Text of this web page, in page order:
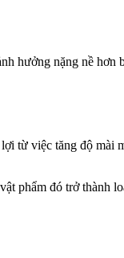
hưởng nặng nề
từ việc tăng độ mài
phẩm đó trở thành